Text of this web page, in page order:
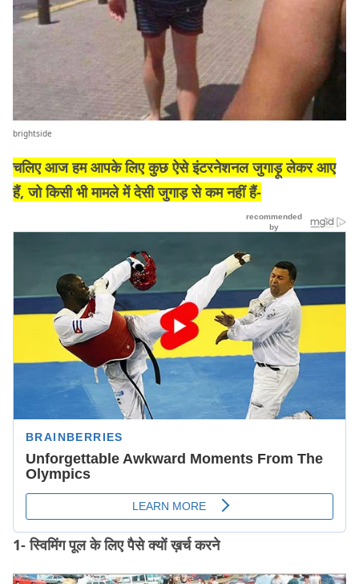
brightside
चलिए आज हम आपके लिए कुछ ऐसे इंटरनेशनल जुगाड़ू लेकर आए
हैं, जो किसी भी मामले में देसी जुगाड़ से कम नहीं हैं-
1- स्विमिंग पूल के लिए पैसे क्यों ख़र्च करने